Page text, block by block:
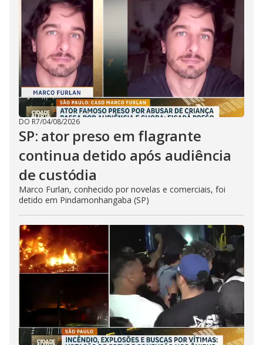
DO R7/04/08/2026
SP: ator preso em flagrante
continua detido após audiência
de custódia
Marco Furlan, conhecido por novelas e comerciais, foi
detido em Pindamonhangaba (SP)